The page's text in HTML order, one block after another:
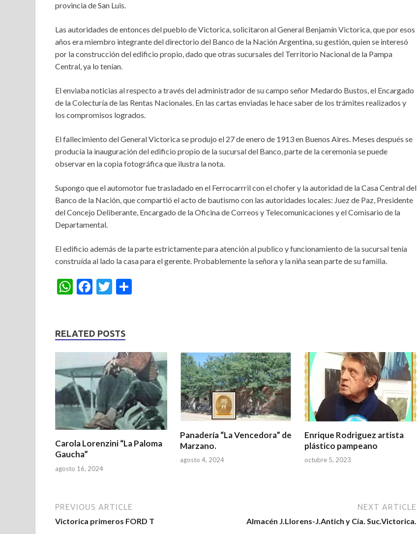
provincia de San Luis.
Las autoridades de entonces del pueblo de Victorica, solicitaron al General Benjamín Victorica, que por esos
años era miembro integrante del directorio del Banco de la Nación Argentina, su gestión, quien se interesó
por la construcción del edificio propio, dado que otras sucursales del Territorio Nacional de la Pampa
Central, ya lo tenían.
El enviaba noticias al respecto a través del administrador de su campo señor Medardo Bustos, el Encargado
de la Colecturía de las Rentas Nacionales. En las cartas enviadas le hace saber de los trámites realizados y
los compromisos logrados.
El fallecimiento del General Victorica se produjo el 27 de enero de 1913 en Buenos Aires. Meses después se
producía la inauguración del edificio propio de la sucursal del Banco, parte de la ceremonia se puede
observar en la copia fotográfica que ilustra la nota.
Supongo que el automotor fue trasladado en el Ferrocarrril con el chofer y la autoridad de la Casa Central del
Banco de la Nación, que compartió el acto de bautismo con las autoridades locales: Juez de Paz, Presidente
del Concejo Deliberante, Encargado de la Oficina de Correos y Telecomunicaciones y el Comisario de la
Departamental.
El edificio además de la parte estrictamente para atención al publico y funcionamiento de la sucursal tenía
construída al lado la casa para el gerente. Probablemente la señora y la niña sean parte de su familia.
W
s
A
p
p
F
b
o
o
k
T
er
RELATED POSTS
Carola Lorenzini “La Paloma
Gaucha”
agosto 16, 2024
Panadería “La Vencedora” de
Marzano.
agosto 4, 2024
Enrique Rodriguez artista
plástico pampeano
octubre 5, 2023
PREVIOUS ARTICLE
Victorica primeros FORD T
NEXT ARTICLE
Almacén J.Llorens-J.Antich y Cía. Suc.Victorica.